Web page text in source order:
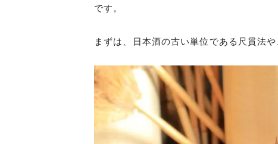
です。
まずは、日本酒の古い単位である尺貫法